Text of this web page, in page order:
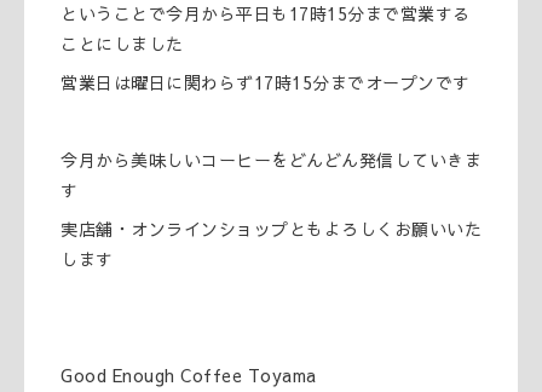
ということで今月から平日も17時15分まで営業する
ことにしました
営業日は曜日に関わらず17時15分までオープンです
今月から美味しいコーヒーをどんどん発信していきま
す
実店舗・オンラインショップともよろしくお願いいた
します
Good Enough Coffee Toyama